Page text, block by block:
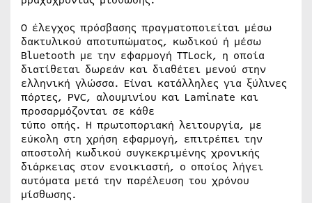
Ο έλεγχος πρόσβασης πραγματοποιείται μέσω
δακτυλικού αποτυπώματος, κωδικού ή μέσω
Bluetooth με την εφαρμογή TTLock, η οποία
διατίθεται δωρεάν και διαθέτει μενού στην
ελληνική γλώσσα. Είναι κατάλληλες για ξύλινες
πόρτες, PVC, αλουμινίου και Laminate και
προσαρμόζονται σε κάθε
τύπο οπής. Η πρωτοποριακή λειτουργία, με
εύκολη στη χρήση εφαρμογή, επιτρέπει την
αποστολή κωδικού συγκεκριμένης χρονικής
διάρκειας στον ενοικιαστή, ο οποίος λήγει
αυτόματα μετά την παρέλευση του χρόνου
μίσθωσης.